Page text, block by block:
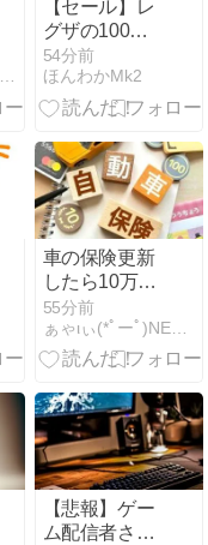
来世から本気だす速報
【セール】レ
グザの100イ
ンチも！シャ
ープ
AQUOS、パ
エラなどの４
K液晶テレビ
がセール中！
54分前
ほんわかMk2
車の保険更新
したら10万円
かかったわ…
55分前
ぁゃιぃ(*ﾟーﾟ)NEWS 2nd
【悲報】ゲー
ム配信者さ